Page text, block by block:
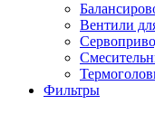
Вентили
Фильтры